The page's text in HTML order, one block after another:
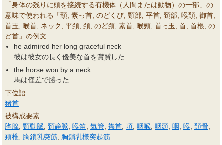
「身体の残りに頭を接続する有機体（人間または動物）の一部」の
意味で使われる「頸, 素っ首, のどくび, 頸部, 平首, 頚部, 喉頚, 御首,
首玉, 喉首, ネック, 平頚, 頚, のど頚, 素首, 喉頸, 首っ玉, 首, 首根, の
ど首」の例文
he admired her long graceful neck
彼は彼女の長く優美な首を賞賛した
the horse won by a neck
馬は僅差で勝った
下位語
猪首
被構成要素
胸腺 頸動脈 頚静脈 喉笛 気管 襟首 項 咽喉 咽頭 咽 喉 頚骨
頚椎 胸鎖乳突筋 胸鎖乳様突起筋